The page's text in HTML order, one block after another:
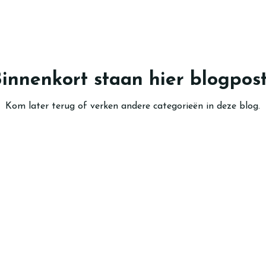
staan hier
Kom later terug of verken andere categorieën in deze blog.